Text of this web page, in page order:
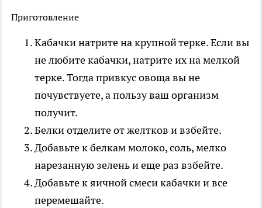
Приготовление
Кабачки натрите на крупной терке. Если вы
не любите кабачки, натрите их на мелкой
терке. Тогда привкус овоща вы не
почувствуете, а пользу ваш организм
получит.
Белки отделите от желтков и взбейте.
Добавьте к белкам молоко, соль, мелко
нарезанную зелень и еще раз взбейте.
Добавьте к яичной смеси кабачки и все
перемешайте.